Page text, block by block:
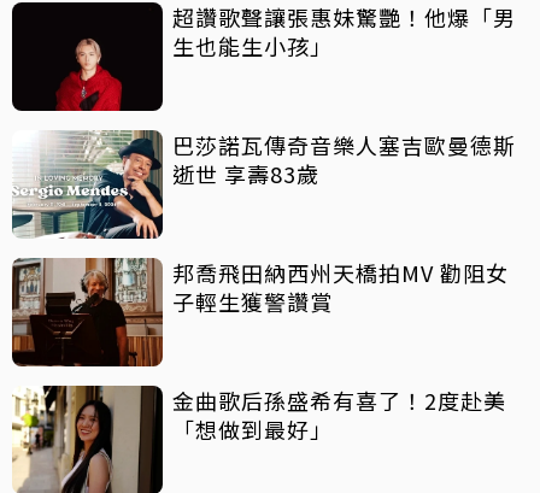
超讚歌聲讓張惠妹驚艷！他爆「男
生也能生小孩」
巴莎諾瓦傳奇音樂人塞吉歐曼德斯
逝世 享壽83歲
邦喬飛田納西州天橋拍MV 勸阻女
子輕生獲警讚賞
金曲歌后孫盛希有喜了！2度赴美
「想做到最好」